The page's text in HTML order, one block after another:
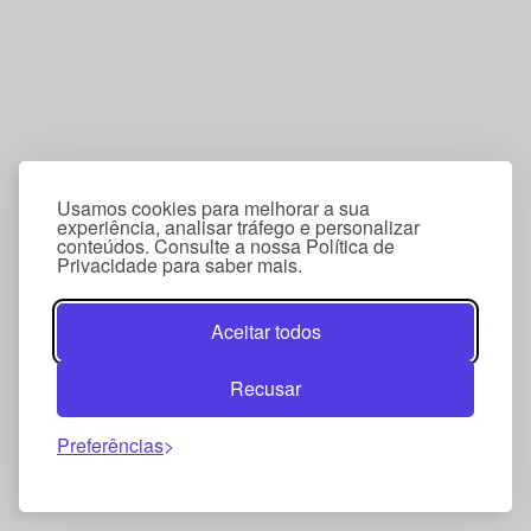
Usamos cookies para melhorar a sua
experiência, analisar tráfego e personalizar
conteúdos. Consulte a nossa Política de
Privacidade para saber mais.
Aceitar todos
Recusar
Preferências